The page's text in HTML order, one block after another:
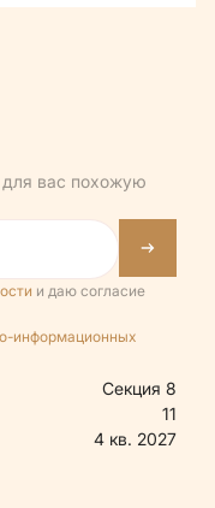
вас похожую
и даю согласие
информационных
Секция 8
11
4 кв. 2027